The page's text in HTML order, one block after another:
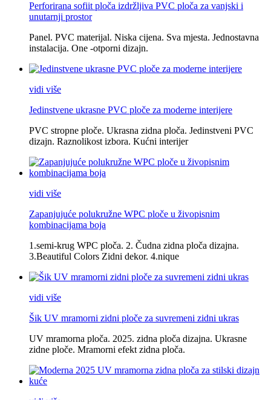
Perforirana sofiit ploča izdržljiva PVC ploča za vanjski i
unutarnji prostor
Panel. PVC materijal. Niska cijena. Sva mjesta. Jednostavna
instalacija. One -otporni dizajn.
vidi više
Jedinstvene ukrasne PVC ploče za moderne interijere
PVC stropne ploče. Ukrasna zidna ploča. Jedinstveni PVC
dizajn. Raznolikost izbora. Kućni interijer
vidi više
Zapanjujuće polukružne WPC ploče u živopisnim
kombinacijama boja
1.semi-krug WPC ploča. 2. Čudna zidna ploča dizajna.
3.Beautiful Colors Zidni dekor. 4.nique
vidi više
Šik UV mramorni zidni ploče za suvremeni zidni ukras
UV mramorna ploča. 2025. zidna ploča dizajna. Ukrasne
zidne ploče. Mramorni efekt zidna ploča.